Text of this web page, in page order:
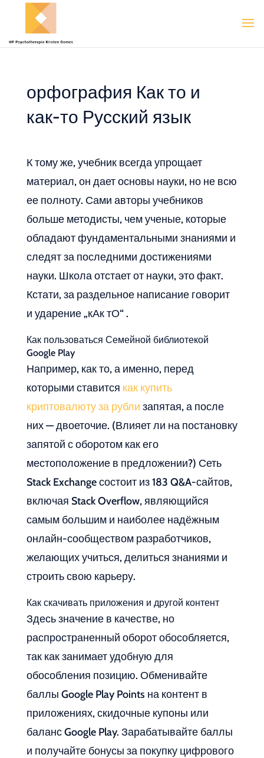
орфография Как то и
как-то Русский язык
К тому же, учебник всегда упрощает
материал, он дает основы науки, но не всю
ее полноту. Сами авторы учебников
больше методисты, чем ученые, которые
обладают фундаментальными знаниями и
следят за последними достижениями
науки. Школа отстает от науки, это факт.
Кстати, за раздельное написание говорит
и ударение „кАк тО“ .
Как пользоваться Семейной библиотекой
Google Play
Например, как то, а именно, перед
которыми ставится как купить
криптовалюту за рубли запятая, а после
них — двоеточие. (Влияет ли на постановку
запятой с оборотом как его
местоположение в предложении?) Сеть
Stack Exchange состоит из 183 Q&A-сайтов,
включая Stack Overflow, являющийся
самым большим и наиболее надёжным
онлайн-сообществом разработчиков,
желающих учиться, делиться знаниями и
строить свою карьеру.
Как скачивать приложения и другой контент
Здесь значение в качестве, но
распространенный оборот обособляется,
так как занимает удобную для
обособления позицию. Обменивайте
баллы Google Play Points на контент в
приложениях, скидочные купоны или
баланс Google Play. Зарабатывайте баллы
и получайте бонусы за покупку цифрового